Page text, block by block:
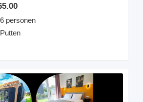
6 personen
Putten